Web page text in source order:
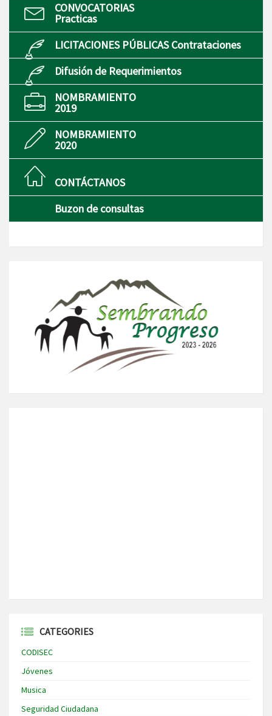
CONVOCATORIAS
Practicas
LICITACIONES PÚBLICAS Contrataciones
Difusión de Requerimientos
NOMBRAMIENTO
2019
NOMBRAMIENTO
2020
CONTÁCTANOS
Buzon de consultas
CATEGORIES
CODISEC
Jóvenes
Musica
Seguridad Ciudadana